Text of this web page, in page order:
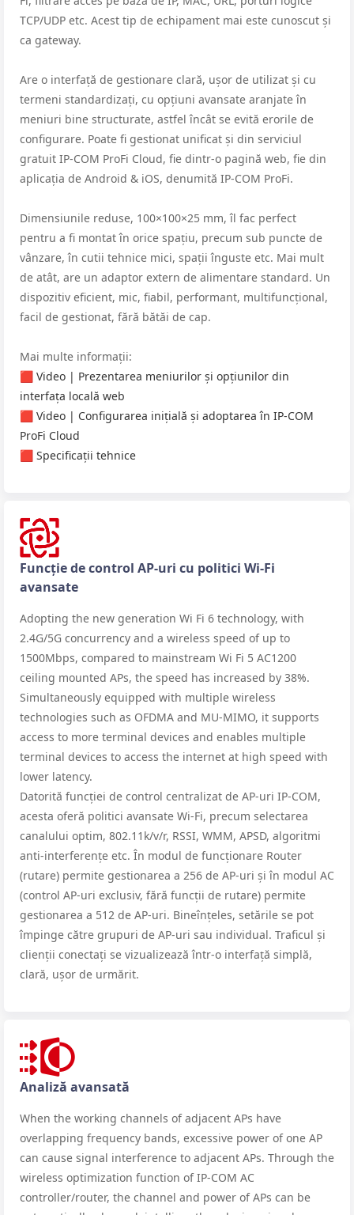
TCP/UDP etc. Acest tip de echipament mai este cunoscut și
ca gateway.
Are o interfață de gestionare clară, ușor de utilizat și cu
termeni standardizați, cu opțiuni avansate aranjate în
meniuri bine structurate, astfel încât se evită erorile de
configurare. Poate fi gestionat unificat și din serviciul
gratuit IP-COM ProFi Cloud, fie dintr-o pagină web, fie din
aplicația de Android & iOS, denumită IP-COM ProFi.
Dimensiunile reduse, 100×100×25 mm, îl fac perfect
pentru a fi montat în orice spațiu, precum sub puncte de
vânzare, în cutii tehnice mici, spații înguste etc. Mai mult
de atât, are un adaptor extern de alimentare standard. Un
dispozitiv eficient, mic, fiabil, performant, multifuncțional,
facil de gestionat, fără bătăi de cap.
Mai multe informații:
🟥 Video | Prezentarea meniurilor și opțiunilor din
interfața locală web
🟥 Video | Configurarea inițială și adoptarea în IP-COM
ProFi Cloud
🟥 Specificații tehnice
Funcție de control AP-uri cu politici Wi-Fi
avansate
Adopting the new generation Wi Fi 6 technology, with
2.4G/5G concurrency and a wireless speed of up to
1500Mbps, compared to mainstream Wi Fi 5 AC1200
ceiling mounted APs, the speed has increased by 38%.
Simultaneously equipped with multiple wireless
technologies such as OFDMA and MU-MIMO, it supports
access to more terminal devices and enables multiple
terminal devices to access the internet at high speed with
lower latency.
Datorită funcției de control centralizat de AP-uri IP-COM,
acesta oferă politici avansate Wi-Fi, precum selectarea
canalului optim, 802.11k/v/r, RSSI, WMM, APSD, algoritmi
anti-interferențe etc. În modul de funcționare Router
(rutare) permite gestionarea a 256 de AP-uri și în modul AC
(control AP-uri exclusiv, fără funcții de rutare) permite
gestionarea a 512 de AP-uri. Bineînțeles, setările se pot
împinge către grupuri de AP-uri sau individual. Traficul și
clienții conectați se vizualizează într-o interfață simplă,
clară, ușor de urmărit.
Analiză avansată
When the working channels of adjacent APs have
overlapping frequency bands, excessive power of one AP
can cause signal interference to adjacent APs. Through the
wireless optimization function of IP-COM AC
controller/router, the channel and power of APs can be